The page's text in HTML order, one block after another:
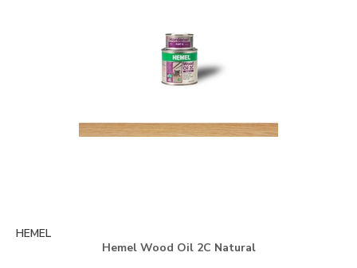
HEMEL
Hemel Wood Oil 2C Natural